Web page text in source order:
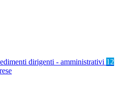
dirigenti - amministrativi 12